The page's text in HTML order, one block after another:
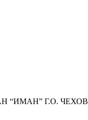
“ИМАН” Г.О. ЧЕХОВ